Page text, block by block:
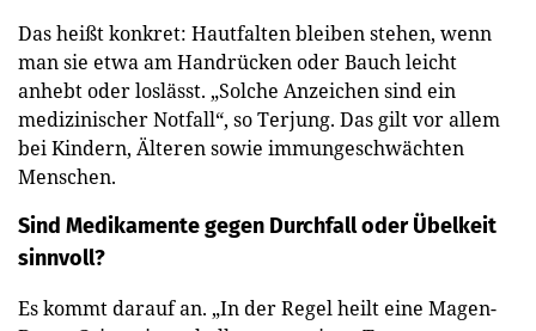
Das heißt konkret: Hautfalten bleiben stehen, wenn
man sie etwa am Handrücken oder Bauch leicht
anhebt oder loslässt. „Solche Anzeichen sind ein
medizinischer Notfall“, so Terjung. Das gilt vor allem
bei Kindern, Älteren sowie immungeschwächten
Menschen.
Sind Medikamente gegen Durchfall oder Übelkeit
sinnvoll?
Es kommt darauf an. „In der Regel heilt eine Magen-